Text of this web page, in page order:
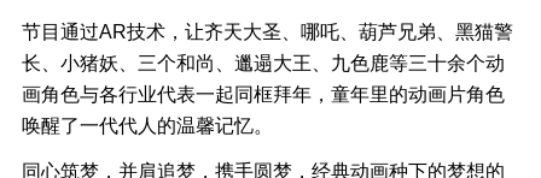
节目通过AR技术，让齐天大圣、哪吒、葫芦兄弟、黑猫警
长、小猪妖、三个和尚、邋遢大王、九色鹿等三十余个动
画角色与各行业代表一起同框拜年，童年里的动画片角色
唤醒了一代代人的温馨记忆。
同心筑梦，并肩追梦，携手圆梦，经典动画种下的梦想的